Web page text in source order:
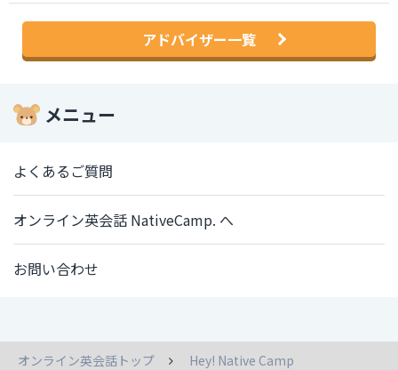
アドバイザー一覧
メニュー
よくあるご質問
オンライン英会話 NativeCamp. へ
お問い合わせ
オンライン英会話トップ
Hey! Native Camp